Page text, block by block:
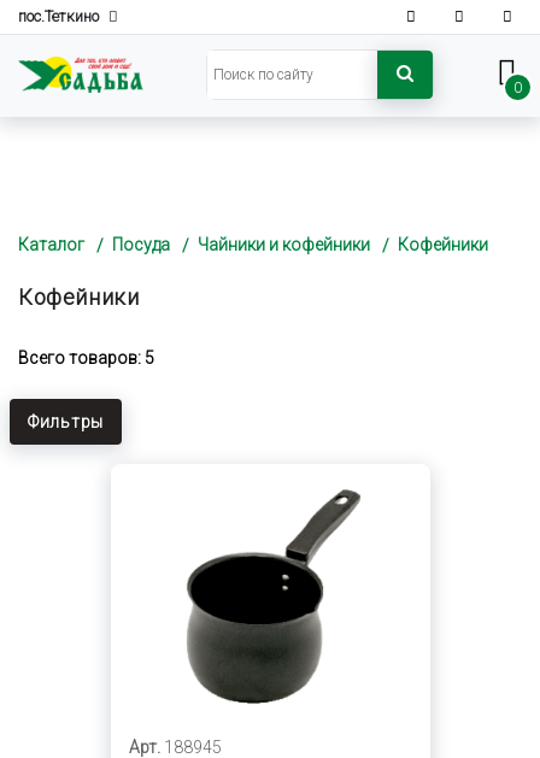
пос.Теткино
0
Каталог Посуда Чайники и кофейники Кофейники
Кофейники
Всего товаров: 5
Фильтры
Арт. 188945